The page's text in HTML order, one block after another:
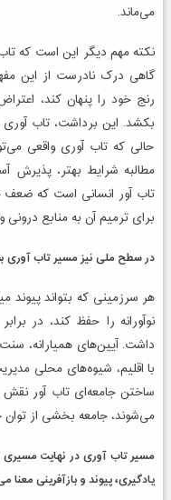
می‌ماند.
نکته مهم دیگر این است که
گاهی درک نادرست از این
رنج خود را پنهان کند،
بکشد. این برداشت، تاب
حالی که تاب آوری واقعی
مطالبه شرایط بهتر، پذیرش
تاب آور انسانی است که ضعف
برای ترمیم آن به منابع
در سطح ملی نیز مسیر تاب آوری
هر سرزمینی که بتواند
نوآورانه را حفظ کند، در
داشت. آیین‌های همیارانه،
با اقلیم، شیوه‌های محلی
ساختن جامعه‌ای تاب آور نقش
می‌شوند، جامعه بخشی از توان
مسیر تاب آوری در نهایت
یادگیری، پیوند و بازآفرینی معنا